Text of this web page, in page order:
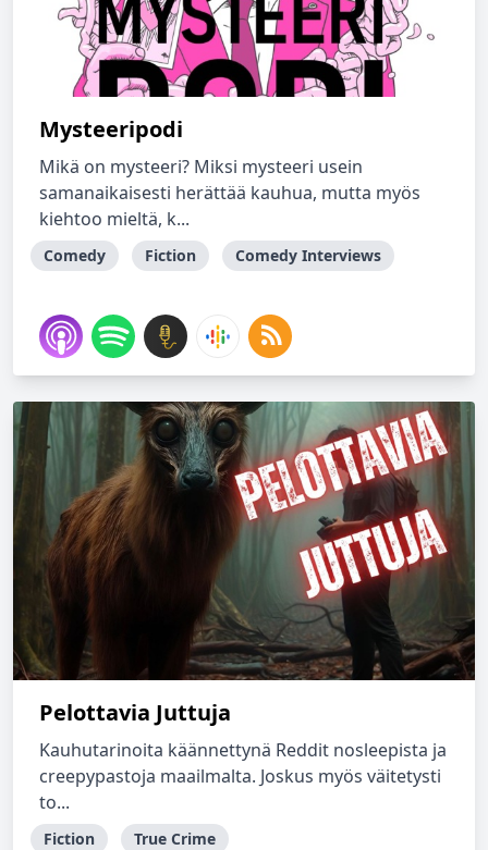
Mysteeripodi
Mikä on mysteeri? Miksi mysteeri usein
samanaikaisesti herättää kauhua, mutta myös
kiehtoo mieltä, k...
Comedy Fiction Comedy Interviews
Pelottavia Juttuja
Kauhutarinoita käännettynä Reddit nosleepista ja
creepypastoja maailmalta. Joskus myös väitetysti
to...
Fiction True Crime